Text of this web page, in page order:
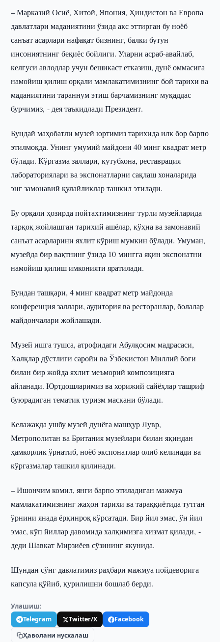
– Марказий Осиё, Хитой, Япония, Ҳиндистон ва Европа
давлатлари маданиятини ўзида акс эттирган бу ноёб
санъат асарлари нафақат бизнинг, балки бутун
инсониятнинг беқиёс бойлиги. Уларни асраб-авайлаб,
келгуси авлодлар учун бешикаст етказиш, дунё оммасига
намойиш қилиш орқали мамлакатимизнинг бой тарихи ва
маданиятини тараннум этиш барчамизнинг муқаддас
бурчимиз, - дея таъкидлади Президент.
Бундай маҳобатли музей юртимиз тарихида илк бор барпо
этилмоқда. Унинг умумий майдони 40 минг квадрат метр
бўлади. Кўргазма заллари, кутубхона, реставрация
лабораториялари ва экспонатларни сақлаш хоналарида
энг замонавий қулайликлар ташкил этилади.
Бу орқали ҳозирда пойтахтимизнинг турли музейларида
тарқоқ жойлашган тарихий ашёлар, кўҳна ва замонавий
санъат асарларини яхлит кўриш мумкин бўлади. Умуман,
музейда бир вақтнинг ўзида 10 мингга яқин экспонатни
намойиш қилиш имконияти яратилади.
Бундан ташқари, 4 минг квадрат метр майдонда
конференция заллари, аудитория ва ресторанлар, болалар
майдончалари жойлашади.
Музей ишга тушса, атрофидаги Абулқосим мадрасаси,
Халқлар дўстлиги саройи ва Ўзбекистон Миллий боғи
билан бир жойда яхлит меъморий композицияга
айланади. Юртдошларимиз ва хорижий сайёҳлар ташриф
буюрадиган тематик туризм маскани бўлади.
Келажакда ушбу музей дунёга машҳур Лувр,
Метрополитан ва Британия музейлари билан яқиндан
ҳамкорлик ўрнатиб, ноёб экспонатлар олиб келинади ва
кўргазмалар ташкил қилинади.
– Ишончим комил, янги барпо этиладиган мажмуа
мамлакатимизнинг жаҳон тарихи ва тараққиётида тутган
ўрнини янада ёрқинроқ кўрсатади. Бир йил эмас, ўн йил
эмас, кўп йиллар давомида халқимизга хизмат қилади, -
деди Шавкат Мирзиёев сўзининг якунида.
Шундан сўнг давлатимиз раҳбари мажмуа пойдеворига
капсула қўйиб, қурилишни бошлаб берди.
Улашиш:
Telegram Twitter/X
Facebook
Ҳаволани нусхалаш